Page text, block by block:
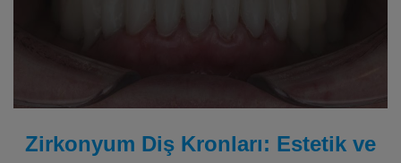
Zirkonyum Diş Kronları: Estetik ve